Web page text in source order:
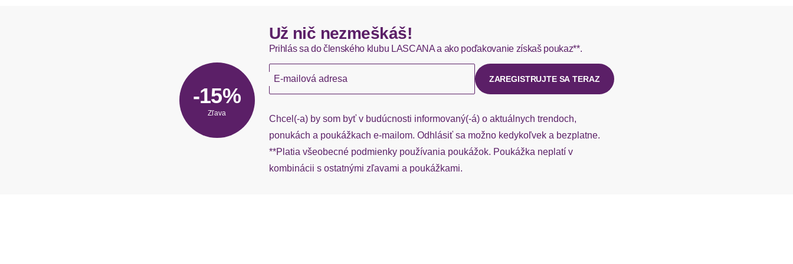
Okamžite dostupné položky sú zvyčajne doručené kuriérom Hermes do 1-3 pracovných dní.
Ak chýba návratový štítok, môžete si kedykoľvek požiadať o nový u našej zákazníckej služby.
-15%
Zľava
Už nič nezmeškáš!
Prihlás sa do členského klubu LASCANA a ako poďakovanie získaš poukaz**.
E-mailová adresa ZAREGISTRUJTE SA TERAZ
Chcel(-a) by som byť v budúcnosti informovaný(-á) o aktuálnych trendoch,
ponukách a poukážkach e-mailom. Odhlásiť sa možno kedykoľvek a bezplatne.
**Platia všeobecné podmienky používania poukážok. Poukážka neplatí v
kombinácii s ostatnými zľavami a poukážkami.